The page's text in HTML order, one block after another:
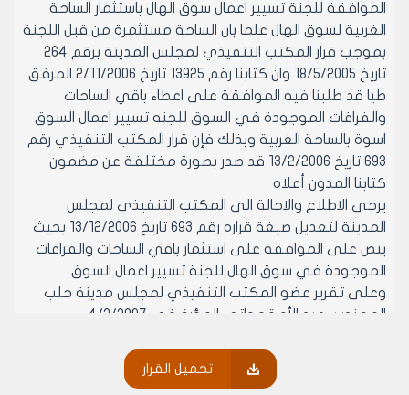
الموافقة للجنة تسيير اعمال سوق الهال باستثمار الساحة
الغربية لسوق الهال علما بان الساحة مستثمرة من قبل اللجنة
بموجب قرار المكتب التنفيذي لمجلس المدينة برقم 264
تاريخ 18/5/2005 وان كتابنا رقم 13925 تاريخ 2/11/2006 المرفق
طيا قد طلبنا فيه الموافقة على اعطاء باقي الساحات
والفراغات الموجودة في السوق للجنه تسيير اعمال السوق
اسوة بالساحة الغربية وبذلك فإن قرار المكتب التنفيذي رقم
693 تاريخ 13/2/2006 قد صدر بصورة مختلفة عن مضمون
كتابنا المدون أعلاه
يرجى الاطلاع والاحالة الى المكتب التنفيذي لمجلس
المدينة لتعديل صيغة قراره رقم 693 تاريخ 13/12/2006 بحيث
ينص على الموافقة على استثمار باقي الساحات والفراغات
الموجودة في سوق الهال للجنة تسيير اعمال السوق
وعلى تقرير عضو المكتب التنفيذي لمجلس مدينة حلب
المهندس عبد الله قهواتي المؤرخ في 4/2/2007
حلب (بالإجماع) في جلسته رقم 4 تاريخ 4/2/2007
تحميل القرار